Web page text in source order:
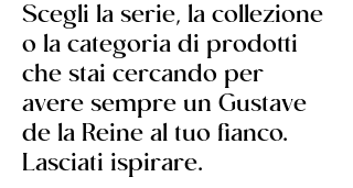
Scegli la serie, la collezione
o la categoria di prodotti
che stai cercando per
avere sempre un Gustave
de la Reine al tuo fianco.
Lasciati ispirare.